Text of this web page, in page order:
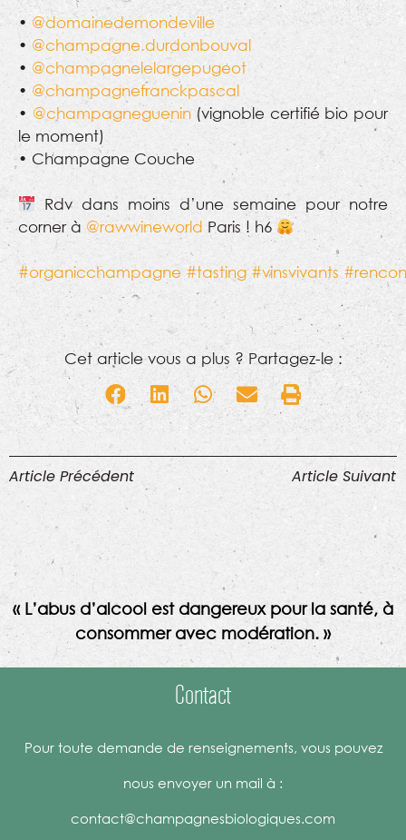
• @domainedemondeville
• @champagne.durdonbouval
• @champagnelelargepugeot
• @champagnefranckpascal
• @champagneguenin(vignoble certifié bio pour
le moment)
• Champagne Couche
Rdv dans moins d’une semaine pour notre
corner à @rawwineworld Paris ! h6
#organicchampagne #tasting #vinsvivants
Cet article vous a plus ? Partagez-le :
Article Précédent Article Suivant
« L’abus d’alcool est dangereux pour la santé, à
consommer avec modération. »
Contact
Pour toute demande de renseignements, vous pouvez
nous envoyer un mail à :
contact@champagnesbiologiques.com